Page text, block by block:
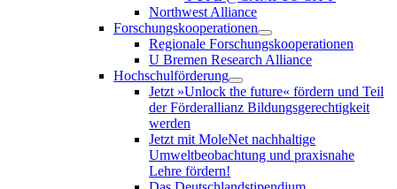
Northwest Alliance
Forschungskooperationen
Regionale Forschungskooperationen
U Bremen Research Alliance
Hochschulförderung
Jetzt »Unlock the future« fördern und Teil
der Förderallianz Bildungsgerechtigkeit
werden
Jetzt mit MoleNet nachhaltige
Umweltbeobachtung und praxisnahe
Lehre fördern!